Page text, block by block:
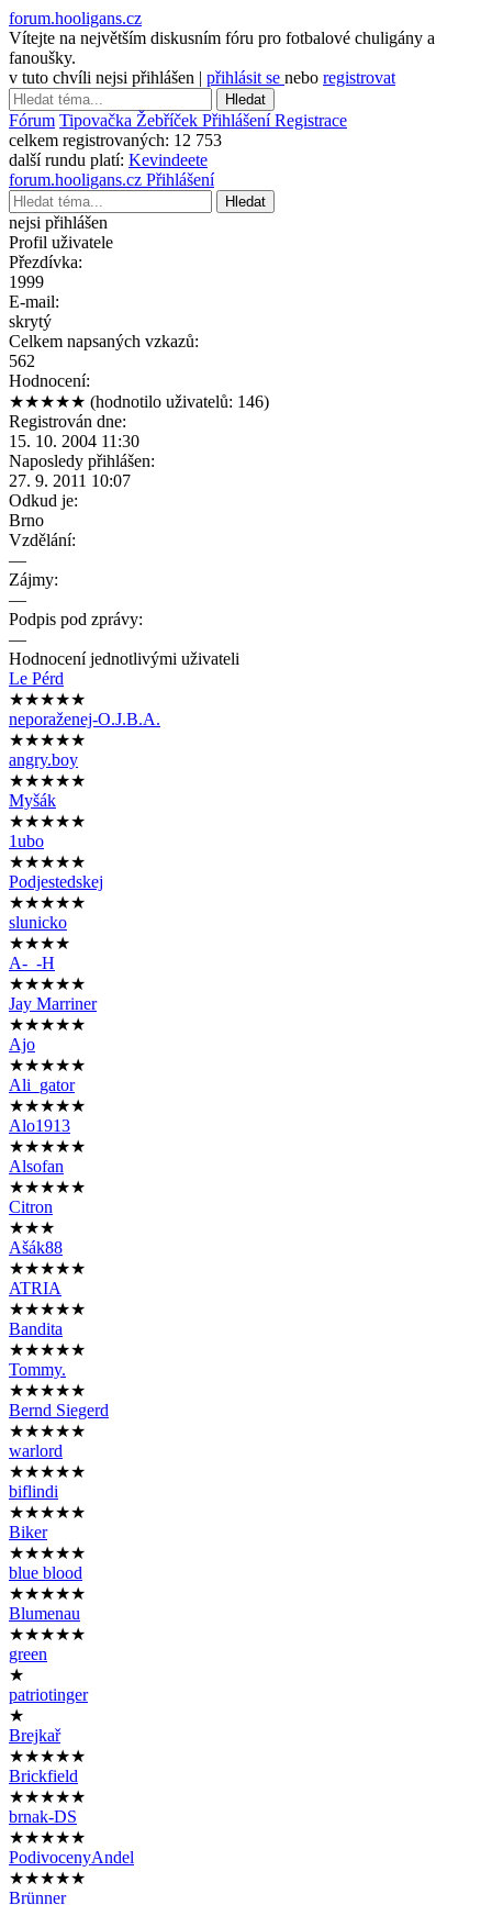
forum.hooligans.cz
Vítejte na největším diskusním fóru pro fotbalové chuligány a
fanoušky.
v tuto chvíli nejsi přihlášen | přihlásit se nebo registrovat
Hledat
Fórum Tipovačka Žebříček PřihlášeníRegistrace
celkem registrovaných: 12 753
další rundu platí: Kevindeete
forum.hooligans.cz Přihlášení
Hledat
nejsi přihlášen
Profil uživatele
Přezdívka:
1999
E-mail:
skrytý
Celkem napsaných vzkazů:
562
Hodnocení:
★★★★★ (hodnotilo uživatelů: 146)
Registrován dne:
15. 10. 2004 11:30
Naposledy přihlášen:
27. 9. 2011 10:07
Odkud je:
Brno
Vzdělání:
—
Zájmy:
—
Podpis pod zprávy:
—
Hodnocení jednotlivými uživateli
Le Pérd
★★★★★
neporaženej-O.J.B.A.
★★★★★
angry.boy
★★★★★
Myšák
★★★★★
1ubo
★★★★★
Podjestedskej
★★★★★
slunicko
★★★★
A-_-H
★★★★★
Jay Marriner
★★★★★
Ajo
★★★★★
Ali_gator
★★★★★
Alo1913
★★★★★
Alsofan
★★★★★
Citron
★★★
Ašák88
★★★★★
ATRIA
★★★★★
Bandita
★★★★★
Tommy.
★★★★★
Bernd Siegerd
★★★★★
warlord
★★★★★
biflindi
★★★★★
Biker
★★★★★
blue blood
★★★★★
Blumenau
★★★★★
green
★
patriotinger
★
Brejkař
★★★★★
Brickfield
★★★★★
brnak-DS
★★★★★
PodivocenyAndel
★★★★★
Brünner